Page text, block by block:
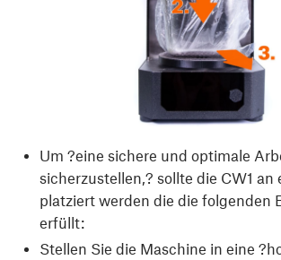
Um ?eine sichere und optimale
sicherzustellen,? sollte die CW1 an
platziert werden die die folgenden
erfüllt:
Stellen Sie die Maschine in eine